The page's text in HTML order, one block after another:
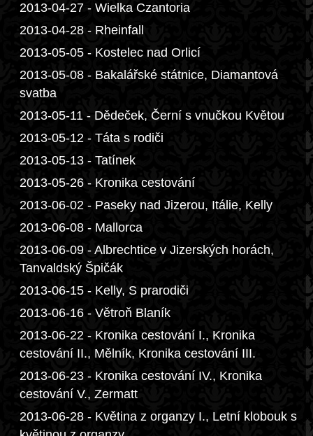
2013-04-27 - Wielka Czantoria
2013-04-28 - Rheinfall
2013-05-05 - Kostelec nad Orlicí
2013-05-08 - Bakalářské státnice, Diamantová
svatba
2013-05-11 - Dědeček, Černí s vnučkou Květou
2013-05-12 - Táta s rodiči
2013-05-13 - Tatínek
2013-05-26 - Kronika cestování
2013-06-02 - Paseky nad Jizerou, Itálie, Kelly
2013-06-08 - Mallorca
2013-06-09 - Albrechtice v Jizerských horách,
Tanvaldský Špičák
2013-06-15 - Kelly, S prarodiči
2013-06-16 - Větroň Blaník
2013-06-22 - Kronika cestování I., Kronika
cestování II., Mělník, Kronika cestování III.
2013-06-23 - Kronika cestování IV., Kronika
cestování V., Zermatt
2013-06-28 - Květina z organzy I., Letní klobouk s